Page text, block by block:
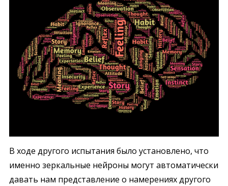
В ходе другого испытания было установлено, что
именно зеркальные нейроны могут автоматически
давать нам представление о намерениях другого